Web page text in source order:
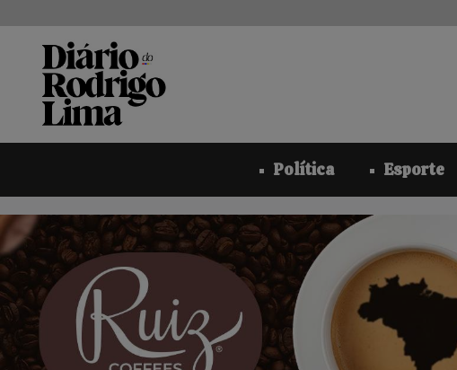
conteúdo
Política Esporte